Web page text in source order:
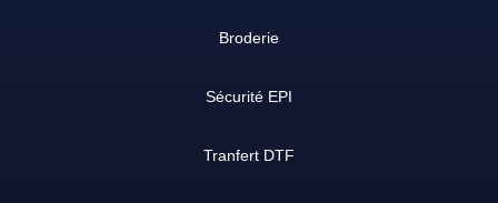
Broderie
Sécurité EPI
Tranfert DTF